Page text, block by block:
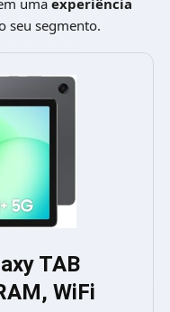
uma experiência
seu segmento.
TAB
WiFi